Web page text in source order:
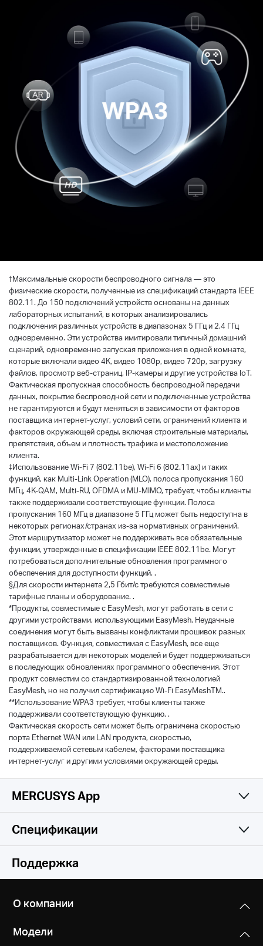
†Максимальные скорости беспроводного сигнала — это
физические скорости, полученные из спецификаций стандарта IEEE
802.11. До 150 подключений устройств основаны на данных
лабораторных испытаний, в которых анализировались
подключения различных устройств в диапазонах 5 ГГц и 2,4 ГГц
одновременно. Эти устройства имитировали типичный домашний
сценарий, одновременно запуская приложения в одной комнате,
которые включали видео 4K, видео 1080p, видео 720p, загрузку
файлов, просмотр веб-страниц, IP-камеры и другие устройства IoT.
Фактическая пропускная способность беспроводной передачи
данных, покрытие беспроводной сети и подключенные устройства
не гарантируются и будут меняться в зависимости от факторов
поставщика интернет-услуг, условий сети, ограничений клиента и
факторов окружающей среды, включая строительные материалы,
препятствия, объем и плотность трафика и местоположение
клиента.
‡Использование Wi-Fi 7 (802.11be), Wi-Fi 6 (802.11ax) и таких
функций, как Multi-Link Operation (MLO), полоса пропускания 160
МГц, 4K-QAM, Multi-RU, OFDMA и MU-MIMO, требует, чтобы клиенты
также поддерживали соответствующие функции. Полоса
пропускания 160 МГц в диапазоне 5 ГГц может быть недоступна в
некоторых регионах/странах из-за нормативных ограничений.
Этот маршрутизатор может не поддерживать все обязательные
функции, утвержденные в спецификации IEEE 802.11be. Могут
потребоваться дополнительные обновления программного
обеспечения для доступности функций. .
§Для скорости интернета 2,5 Гбит/с требуются совместимые
тарифные планы и оборудование. .
*Продукты, совместимые с EasyMesh, могут работать в сети с
другими устройствами, использующими EasyMesh. Неудачные
соединения могут быть вызваны конфликтами прошивок разных
поставщиков. Функция, совместимая с EasyMesh, все еще
разрабатывается для некоторых моделей и будет поддерживаться
в последующих обновлениях программного обеспечения. Этот
продукт совместим со стандартизированной технологией
EasyMesh, но не получил сертификацию Wi-Fi EasyMeshTM..
**Использование WPA3 требует, чтобы клиенты также
поддерживали соответствующую функцию. .
Фактическая скорость сети может быть ограничена скоростью
порта Ethernet WAN или LAN продукта, скоростью,
поддерживаемой сетевым кабелем, факторами поставщика
интернет-услуг и другими условиями окружающей среды.
MERCUSYS App
Простое и
функциональное
Спецификации
Функции беспроводной сети
Wi-Fi стандарты: 802.11be/ax/ac/a/b/g/n
Скорость передачи
Динамический IP-адрес / Статический IP-адрес /
Прочее
Поддержка
О компании
Модели